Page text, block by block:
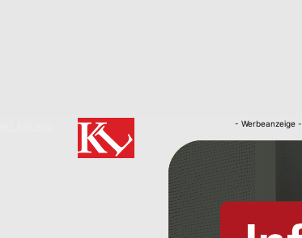
Kaiserslautern
- Werbeanzeige -